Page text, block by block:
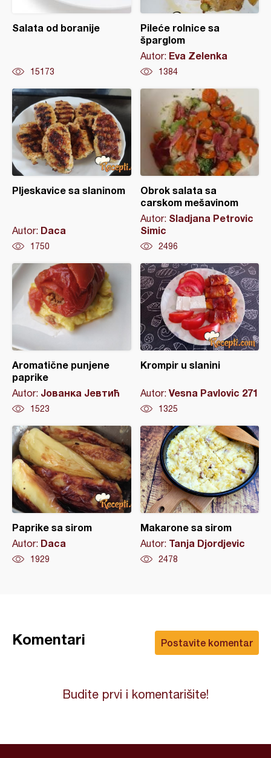
Salata od boranije
15173
Pileće rolnice sa
šparglom
Autor: Eva Zelenka
1384
Pljeskavice sa slaninom
Autor: Daca
1750
Obrok salata sa
carskom mešavinom
Autor: Sladjana Petrovic
Simic
2496
Aromatične punjene
paprike
Autor: Јованка Јевтић
1523
Krompir u slanini
Autor: Vesna Pavlovic 271
1325
Paprike sa sirom
Autor: Daca
1929
Makarone sa sirom
Autor: Tanja Djordjevic
2478
Postavite komentar
Komentari
Budite prvi i komentarišite!